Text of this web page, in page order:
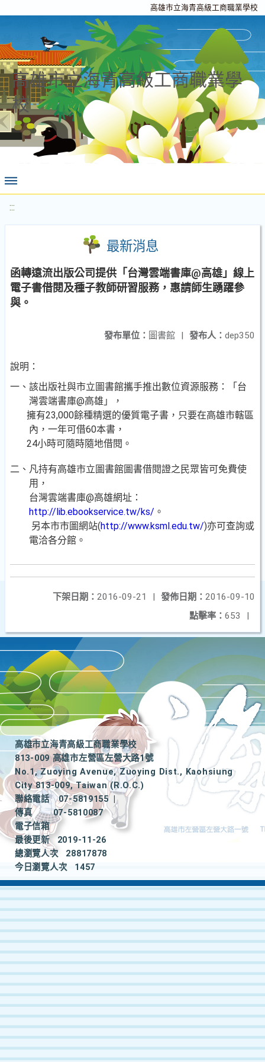
高雄市立海青高級工商職業學校
高雄市立海青高級工商職業學
校
:::
最新消息
函轉遠流出版公司提供「台灣雲端書庫@高雄」線上
電子書借閱及種子教師研習服務，惠請師生踴躍參
與。
發布人： dep350
發布單位： 圖書館 |
說明：
一、該出版社與市立圖書館攜手推出數位資源服務：「台
灣雲端書庫@高雄」，
擁有23,000餘種精選的優質電子書，只要在高雄市轄區
內，一年可借60本書，
24小時可隨時隨地借閱。
二、凡持有高雄市立圖書館圖書借閱證之民眾皆可免費使
用，
台灣雲端書庫@高雄網址：
http://lib.ebookservice.tw/ks/ 。
另本市市圖網站(http://www.ksml.edu.tw/)亦可查詢或
電洽各分館。
發佈日期： 2016-09-10
下架日期： 2016-09-21
|
點擊率： 653 |
高雄市立海青高級工商職業學校
813-009 高雄市左營區左營大路1號
No.1, Zuoying Avenue, Zuoying Dist., Kaohsiung
City 813-009, Taiwan (R.O.C.)
聯絡電話
07-5819155
|
傳真
07-5810087
電子信箱
最後更新
2019-11-26
總瀏覽人次
28817878
今日瀏覽人次
1457